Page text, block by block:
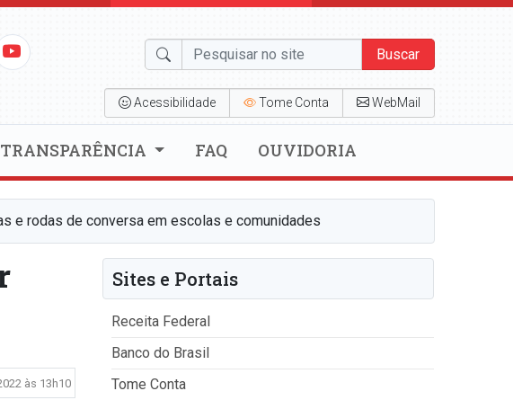
Buscar
Acessibilidade Tome Conta WebMail
TRANSPARÊNCIA FAQ OUVIDORIA
e rodas de conversa em escolas e comunidades
às 13h10
Sites e Portais
Receita Federal
Banco do Brasil
Tome Conta